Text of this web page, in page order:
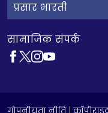
प्रसार भारती
सामाजिक संपर्क